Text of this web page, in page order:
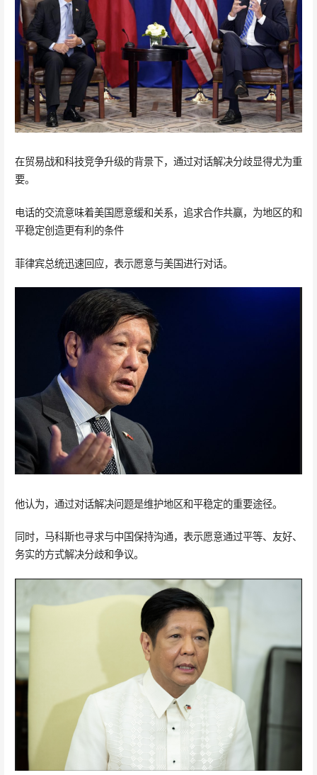
在贸易战和科技竞争升级的背景下，通过对话解决分歧显得尤为重
要。
电话的交流意味着美国愿意缓和关系，追求合作共赢，为地区的和
平稳定创造更有利的条件
菲律宾总统迅速回应，表示愿意与美国进行对话。
他认为，通过对话解决问题是维护地区和平稳定的重要途径。
同时，马科斯也寻求与中国保持沟通，表示愿意通过平等、友好、
务实的方式解决分歧和争议。